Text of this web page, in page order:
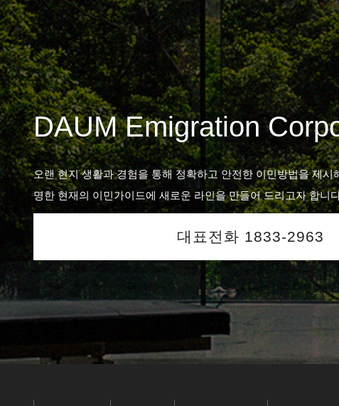
DAUM Emigration
오랜 현지 생활과 경험을 통해 정확하고 안전한 이민방법을 제시
명한 현재의 이민가이드에 새로운 라인을 만들어 드리고자 합니
대표전화 1833-2963